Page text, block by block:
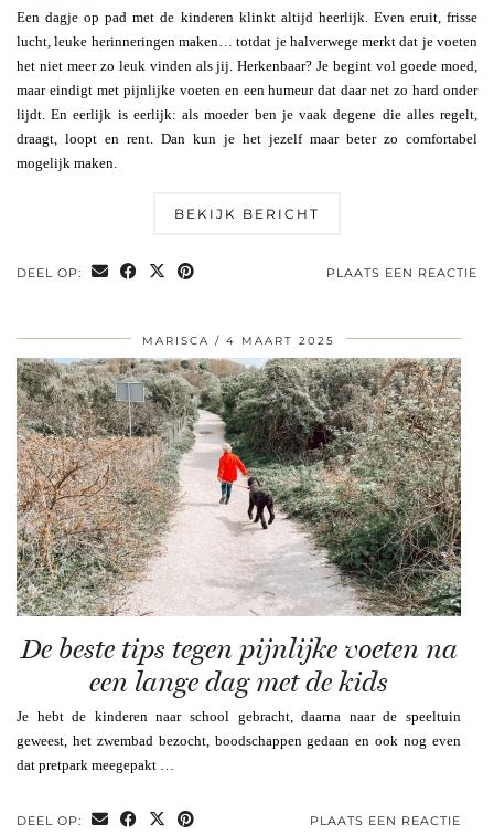
Een dagje op pad met de kinderen klinkt altijd heerlijk. Even eruit, frisse
lucht, leuke herinneringen maken… totdat je halverwege merkt dat je voeten
het niet meer zo leuk vinden als jij. Herkenbaar? Je begint vol goede moed,
maar eindigt met pijnlijke voeten en een humeur dat daar net zo hard onder
lijdt. En eerlijk is eerlijk: als moeder ben je vaak degene die alles regelt,
draagt, loopt en rent. Dan kun je het jezelf maar beter zo comfortabel
mogelijk maken.
BEKIJK BERICHT
DEEL OP: PLAATS EEN REACTIE
MARISCA 4 MAART 2025
De beste tips tegen pijnlijke voeten na
een lange dag met de kids
Je hebt de kinderen naar school gebracht, daarna naar de speeltuin
geweest, het zwembad bezocht, boodschappen gedaan en ook nog even
dat pretpark meegepakt …
DEEL OP: PLAATS EEN REACTIE